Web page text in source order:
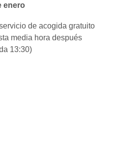
enero
de acogida gratuito
media hora después
13:30)